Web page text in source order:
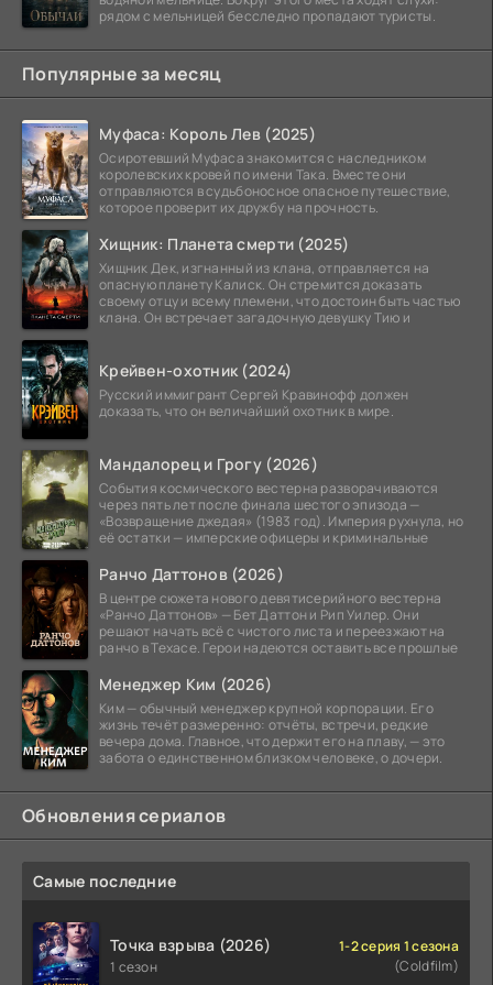
рядом с мельницей бесследно пропадают туристы.
Популярные за месяц
Муфаса: Король Лев (2025)
Осиротевший Муфаса знакомится с наследником
королевских кровей по имени Така. Вместе они
отправляются в судьбоносное опасное путешествие,
которое проверит их дружбу на прочность.
Хищник: Планета смерти (2025)
Хищник Дек, изгнанный из клана, отправляется на
опасную планету Калиск. Он стремится доказать
своему отцу и всему племени, что достоин быть частью
клана. Он встречает загадочную девушку Тию и
Крейвен-охотник (2024)
Русский иммигрант Сергей Кравинофф должен
доказать, что он величайший охотник в мире.
Мандалорец и Грогу (2026)
События космического вестерна разворачиваются
через пять лет после финала шестого эпизода —
«Возвращение джедая» (1983 год). Империя рухнула, но
её остатки — имперские офицеры и криминальные
Ранчо Даттонов (2026)
В центре сюжета нового девятисерийного вестерна
«Ранчо Даттонов» — Бет Даттон и Рип Уилер. Они
решают начать всё с чистого листа и переезжают на
ранчо в Техасе. Герои надеются оставить все прошлые
Менеджер Ким (2026)
Ким — обычный менеджер крупной корпорации. Его
жизнь течёт размеренно: отчёты, встречи, редкие
вечера дома. Главное, что держит его на плаву, — это
забота о единственном близком человеке, о дочери.
Обновления сериалов
Самые последние
Точка взрыва (2026)
1 сезон
1-2 серия 1 сезона
(Coldfilm)